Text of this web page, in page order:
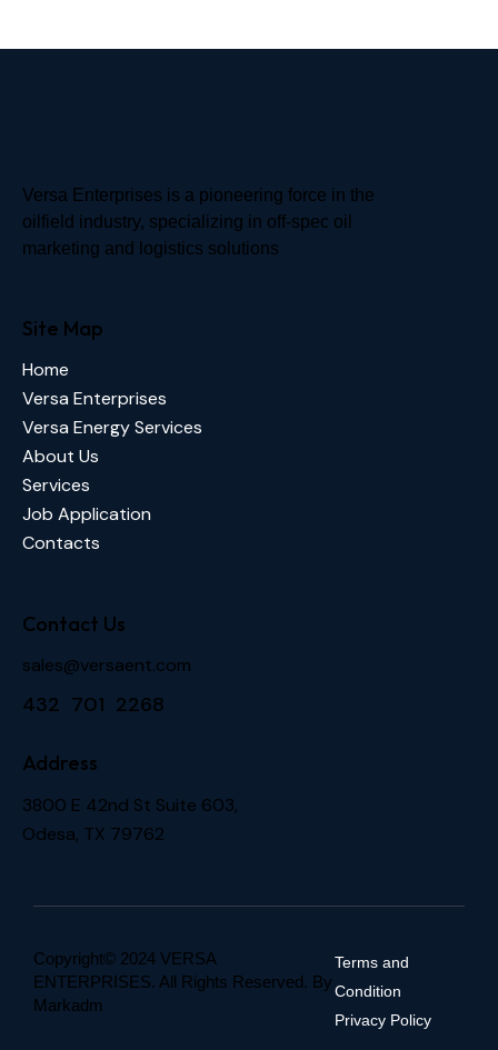
Versa Enterprises is a pioneering force in the
oilfield industry, specializing in off-spec oil
marketing and logistics solutions
Site Map
Home
Versa Enterprises
Versa Energy Services
About Us
Services
Job Application
Contacts
Contact Us
sales@versaent.com
432 701 2268
Address
3800 E 42nd St Suite 603,
Odesa, TX 79762
Copyright© 2024 VERSA
ENTERPRISES. All Rights Reserved. By
Markadm
Terms and
Condition
Privacy Policy